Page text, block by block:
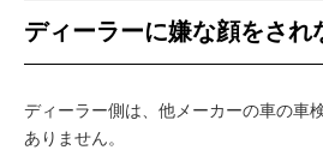
ディーラーに嫌な顔をされ
ディーラー側は、他メーカーの車の車
ありません。